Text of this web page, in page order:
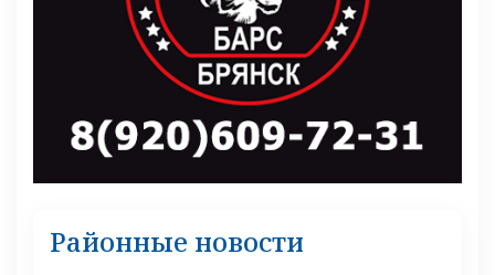
Районные новости